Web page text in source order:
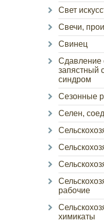
Свет
Свечи,
Свинец
Сдавление
запястный
синдром
Сезонные
Селен,
рабочие
химикаты